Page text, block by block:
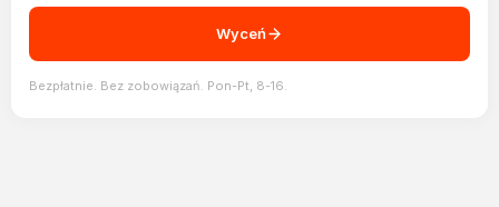
Wyceń
Bezpłatnie. Bez zobowiązań. Pon-Pt, 8-16.